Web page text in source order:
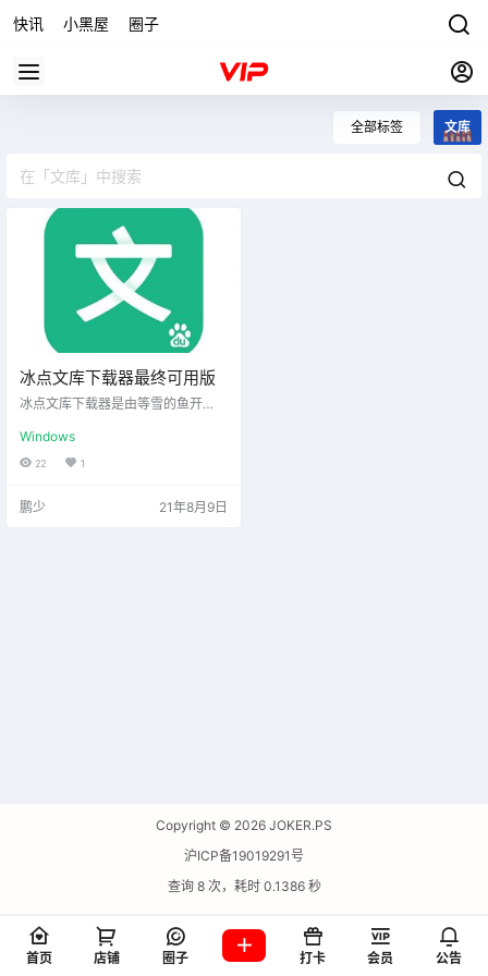
快讯 小黑屋 圈子
全部标签 文库
冰点文库下载器最终可用版
冰点文库下载器是由等雪的鱼开
豆丁，畅享网，mbalib，hp009，
max.book118文库等文档，支持多
最终生成高清晰度的PDF格式文
Windows
22 1
鹏少 21年8月9日
Copyright © 2026 JOKER.PS
沪ICP备19019291号
查询 8 次，耗时 0.1386 秒
首页 店铺 圈子 打卡 会员 公告